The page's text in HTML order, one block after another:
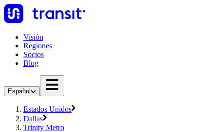
Visión
Regiones
Socios
Blog
Español
Estados Unidos
Dallas
Trinity Metro